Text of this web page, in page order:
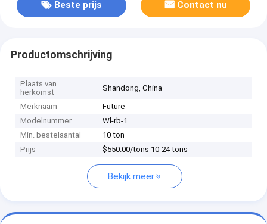
Beste prijs Contact nu
Productomschrijving
Plaats van
herkomst
Shandong, China
Merknaam
Future
Modelnummer
Wl-rb-1
Min. bestelaantal
10 ton
Prijs
$550.00/tons 10-24 tons
Bekijk meer